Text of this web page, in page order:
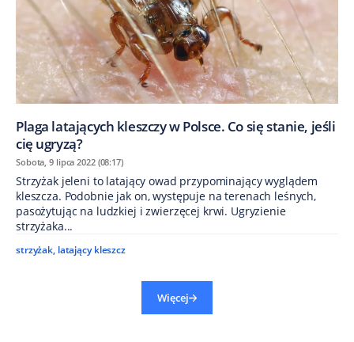
Plaga latających kleszczy w Polsce. Co się stanie, jeśli
cię ugryzą?
Sobota, 9 lipca 2022 (08:17)
Strzyżak jeleni to latający owad przypominający wyglądem
kleszcza. Podobnie jak on, występuje na terenach leśnych,
pasożytując na ludzkiej i zwierzęcej krwi. Ugryzienie
strzyżaka...
strzyżak, latający kleszcz
Więcej